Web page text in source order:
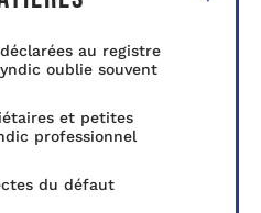
au registre
oublie souvent
et petites
professionnel
du défaut